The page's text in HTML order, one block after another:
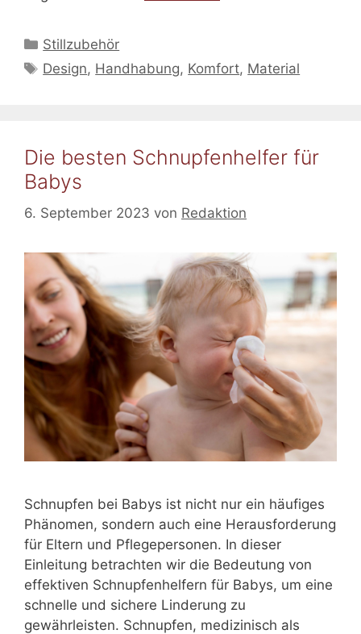
Kategorien
Stillzubehör
Schlagwörter
Design, Handhabung, Komfort, Material
Die besten Schnupfenhelfer für
Babys
6. September 2023 von Redaktion
Schnupfen bei Babys ist nicht nur ein häufiges
Phänomen, sondern auch eine Herausforderung
für Eltern und Pflegepersonen. In dieser
Einleitung betrachten wir die Bedeutung von
effektiven Schnupfenhelfern für Babys, um eine
schnelle und sichere Linderung zu
gewährleisten. Schnupfen, medizinisch als